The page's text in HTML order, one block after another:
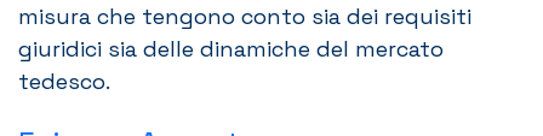
misura che tengono conto sia dei requisiti
giuridici sia delle dinamiche del mercato
tedesco.